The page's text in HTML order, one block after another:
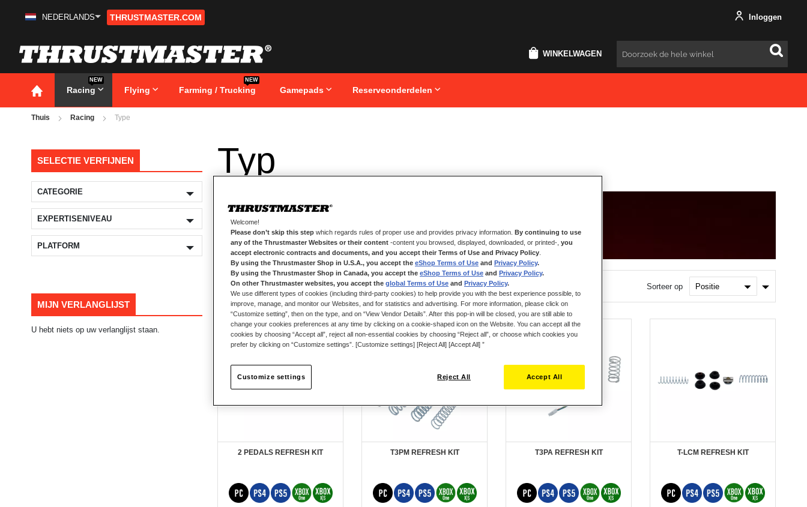
Ga
inhoud
NEDERLANDS THRUSTMASTER.COM Inloggen
WINKELWAGEN Zoeken
Racing
NEW
Flying Farming / Trucking
NEW
Gamepads Reserveonderdelen
Thuis Racing Type
Typ
106producten Sorteer op
Van
naar
sorteren
2 PEDALS REFRESH KIT T3PM REFRESH KIT T3PA REFRESH KIT T-LCM REFRESH KIT
SELECTIE VERFIJNEN
CATEGORIE
EXPERTISENIVEAU
PLATFORM
MIJN VERLANGLIJST
U hebt niets op uw verlanglijst staan.
Welcome!
Please don’t skip this step which regards rules of proper use and provides privacy information. By continuing to use
any of the Thrustmaster Websites or their content -content you browsed, displayed, downloaded, or printed-, you
accept electronic contracts and documents, and you accept their Terms of Use and Privacy Policy
By using the Thrustmaster Shop in U.S.A., you accept the eShop Terms of Use and Privacy Policy.
By using the Thrustmaster Shop in Canada, you accept the eShop Terms of Use and Privacy Policy.
On other Thrustmaster websites, you accept the global Terms of Use and Privacy Policy.
We use different types of cookies (including third-party cookies) to help provide you with the best experience possible, to
improve, manage, and monitor our Websites, and for statistics and advertising. For more information, please click on
“Customize setting”, then on the type, and on “View Vendor Details”. After this pop-in will be closed, you are still able to
change your cookies preferences at any time by clicking on a cookie-shaped icon on the Website. You can accept all the
cookies by choosing “Accept all”, reject all non-essential cookies by choosing “Reject all”, or choose which cookies you
prefer by clicking on “Customize settings”. [Customize settings] [Reject All] [Accept All] ”
Reject All Accept All
Customize settings